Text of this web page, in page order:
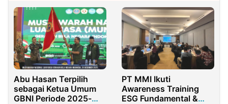
Abu Hasan Terpilih
sebagai Ketua Umum
GBNI Periode 2025-
PT MMI Ikuti
Awareness Training
ESG Fundamental &